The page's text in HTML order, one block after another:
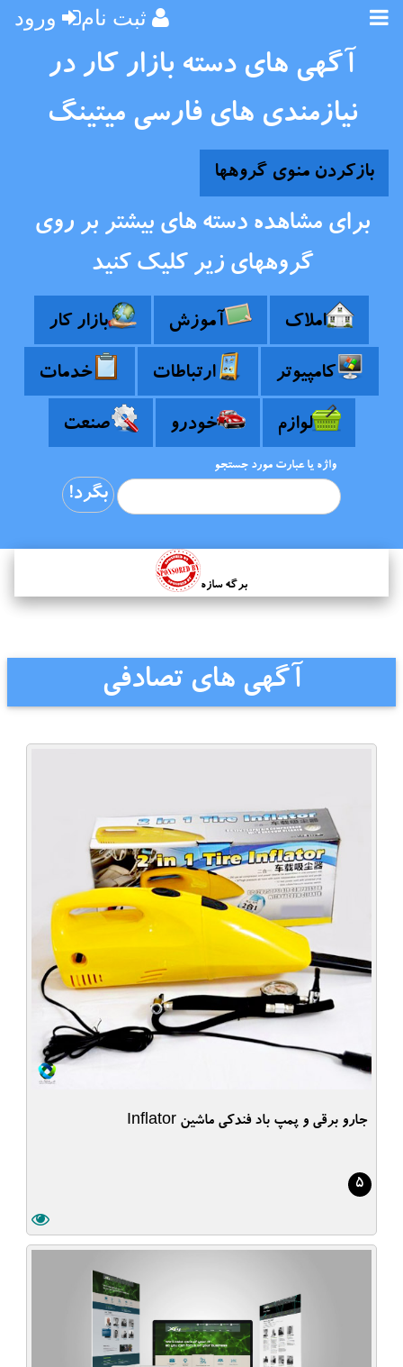
ورود ثبت نام
آگهی های دسته بازار کار در
نیازمندی های فارسی میتینگ
بازکردن منوی گروهها
برای مشاهده دسته های بیشتر بر روی
گروههای زیر کلیک کنید
املاک آموزش بازار کار
کامپیوتر ارتباطات خدمات
لوازم خودرو صنعت
واژه یا عبارت مورد جستجو
برگه سازه
آگهی های تصادفی
جارو برقی و پمپ باد فندکی ماشین Inflator
5